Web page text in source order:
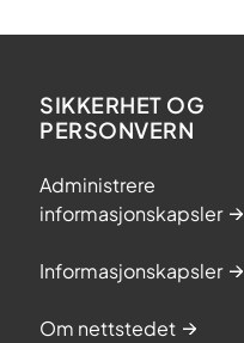
SIKKERHET OG
PERSONVERN
Administrere
informasjonskapsler
Informasjonskapsler
Om nettstedet